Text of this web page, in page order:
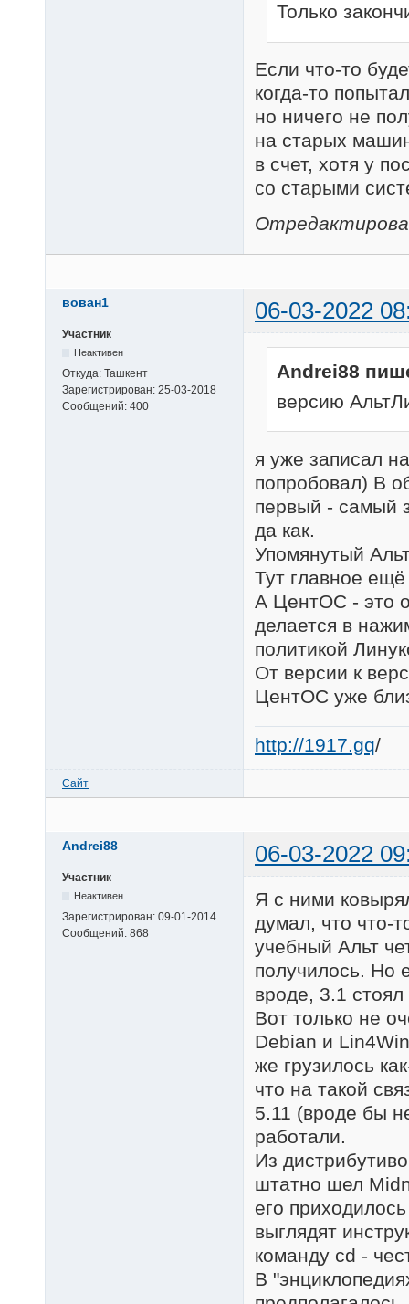
Только
Если что-то
когда-то
но ничего не
на старых
в счет, хотя у
со старыми
вован1 06-03-2022
Участник
Неактивен
Откуда: Ташкент
Зарегистрирован: 25-03-2018
Сообщений: 400
Andrei88
версию
я уже записал
попробовал) В
первый - самый
да как.
Упомянутый
Тут главное
А ЦентОС - это
делается в
политикой
От версии к
ЦентОС уже
http://1917.gq/
Сайт
Andrei88 06-03-2022
Участник
Неактивен
Зарегистрирован: 09-01-2014
Сообщений: 868
Я с ними
думал, что что-
учебный Альт
получилось. Но
вроде, 3.1
Вот только не
Debian и
же грузилось
что на такой
5.11 (вроде бы
работали.
Из
штатно шел
его
выглядят
команду cd -
В